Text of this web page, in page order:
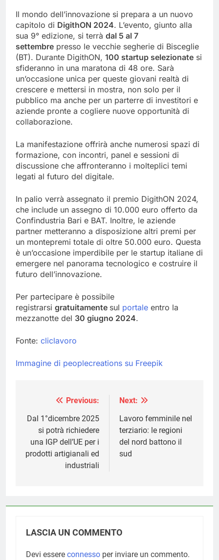
Il mondo dell’innovazione si prepara a un nuovo
capitolo di DigithON 2024. L’evento, giunto alla
sua 9° edizione, si terrà dal 5 al 7
settembre presso le vecchie segherie di Bisceglie
(BT). Durante DigithON, 100 startup selezionate si
sfideranno in una maratona di 48 ore. Sarà
un’occasione unica per queste giovani realtà di
crescere e mettersi in mostra, non solo per il
pubblico ma anche per un parterre di investitori e
aziende pronte a cogliere nuove opportunità di
collaborazione.
La manifestazione offrirà anche numerosi spazi di
formazione, con incontri, panel e sessioni di
discussione che affronteranno i molteplici temi
legati al futuro del digitale.
In palio verrà assegnato il premio DigithON 2024,
che include un assegno di 10.000 euro offerto da
Confindustria Bari e BAT. Inoltre, le aziende
partner metteranno a disposizione altri premi per
un montepremi totale di oltre 50.000 euro. Questa
è un’occasione imperdibile per le startup italiane di
emergere nel panorama tecnologico e costruire il
futuro dell’innovazione.
Per partecipare è possibile
registrarsi gratuitamente sul portale entro la
mezzanotte del 30 giugno 2024.
Fonte: cliclavoro
Immagine di peoplecreations su Freepik
Navigazione
articoli
Previous:
Dal 1°dicembre 2025
si potrà richiedere
una IGP dell’UE per i
prodotti artigianali ed
industriali
Next:
Lavoro femminile nel
terziario: le regioni
del nord battono il
sud
LASCIA UN COMMENTO
Devi essere connesso per inviare un commento.